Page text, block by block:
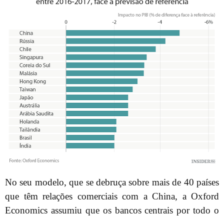
No seu modelo, que se debruça sobre mais de 40 países
que têm relações comerciais com a China, a Oxford
Economics assumiu que os bancos centrais por todo o